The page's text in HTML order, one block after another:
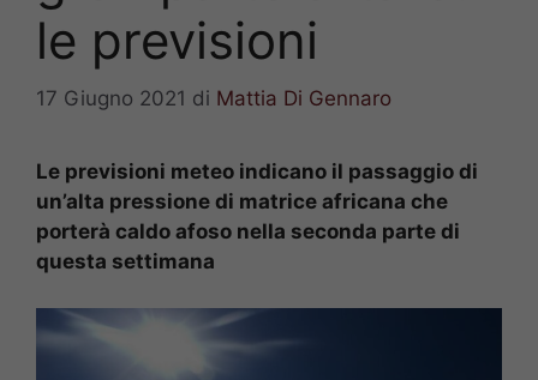
le previsioni
17 Giugno 2021 di Mattia Di Gennaro
Le previsioni meteo indicano il passaggio di
un’alta pressione di matrice africana che
porterà caldo afoso nella seconda parte di
questa settimana